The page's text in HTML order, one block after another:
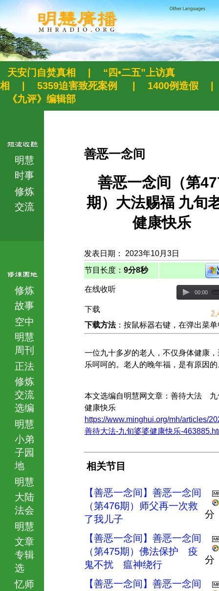
天安门自焚真相
“四•二五”上访真
相
5359迫害致死案例 1400例造假
《九评》编辑部
明慧
时事
修炼
交流
修炼
故事
空中
明慧
周刊
正法
修炼
交流
选编
明慧
小弟
子园
地
明慧
大陆
法会
明慧
文章
专辑
选
忆师
善恶一念间
善恶一念间（第
期）大法赐福 九旬
健康快乐
发表日期： 2023年10月3日
节目长度： 9分8秒
在线收听 00:00
下载
下载方法：按鼠标器右键，在弹出菜
一位九十多岁的老人，不仅身体健康
乐呵呵的。老人的晚年福，是有原因的
本文选编自明慧网文章：善待大法 九
健康快乐
https://www.minghui.org/mh/articles/
善待大法-九旬婆婆健康快乐-
相关节目
【善恶一念间】善恶一念间
（第476期）师父再一次救
了我儿子
分
【善恶一念间】善恶一念间
（第475期）佛法保护 疫
鬼不扰 瘟神绕行
分
【善恶一念间】善恶一念间